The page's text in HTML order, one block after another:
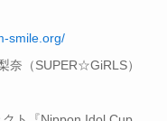
smile.org/
奈（SUPER☆GiRLS）